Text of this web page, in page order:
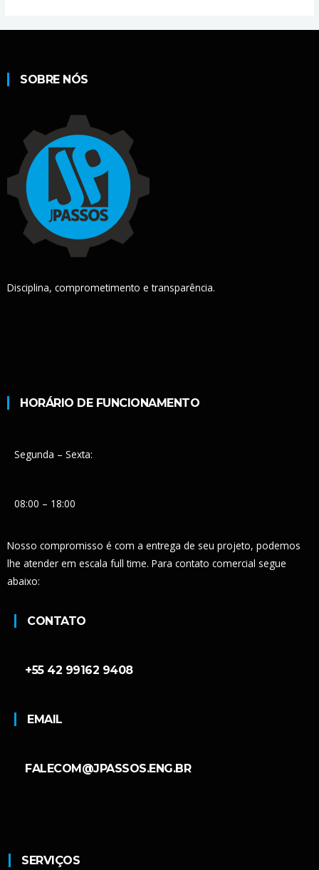
SOBRE NÓS
Disciplina, comprometimento e transparência.
HORÁRIO DE FUNCIONAMENTO
Segunda – Sexta:
08:00 – 18:00
Nosso compromisso é com a entrega de seu projeto, podemos
lhe atender em escala full time. Para contato comercial segue
abaixo:
CONTATO
+55 42 99162 9408
EMAIL
FALECOM@JPASSOS.ENG.BR
SERVIÇOS